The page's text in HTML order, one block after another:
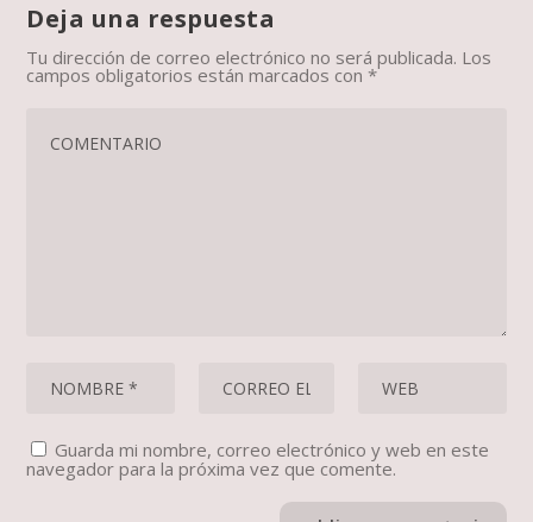
Deja una respuesta
Tu dirección de correo electrónico no será publicada. Los
campos obligatorios están marcados con*
Guarda mi nombre, correo electrónico y web en este
navegador para la próxima vez que comente.